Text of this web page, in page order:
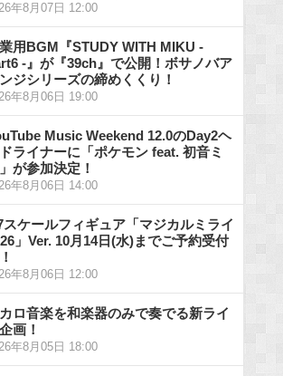
年8月07日 12:00
用BGM『STUDY WITH MIKU -
-』が『39ch』で公開！ボサノバア
ジシリーズの締めくくり！
年8月06日 19:00
Music Weekend 12.0のDay2ヘ
ライナーに「ポケモン feat. 初音ミ
が参加決定！
年8月06日 14:00
スケールフィギュア「マジカルミライ
」Ver. 10月14日(水)までご予約受付
年8月06日 12:00
ロ音楽を和楽器のみで奏でる新ライ
画！
年8月05日 18:00